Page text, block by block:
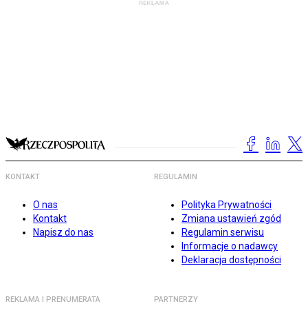
KONTAKT
O nas
Kontakt
Napisz do nas
REGULAMIN
Polityka Prywatności
Zmiana ustawień zgód
Regulamin serwisu
Informacje o nadawcy
Deklaracja dostępności
REKLAMA I PRENUMERATA PARTNERZY